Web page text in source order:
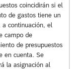
coincidirán si el
de gastos tiene un
a continuación, el
campo de
de presupuestos
en cuenta. Se
la asignación al